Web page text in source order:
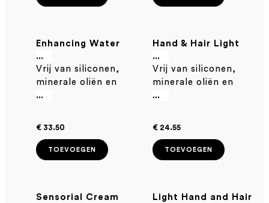
Enhancing Water
100ml
...
Vrij van siliconen,
minerale oliën en
parabenen
...
€ 33.50
TOEVOEGEN
Hand & Hair Light
Cream 75ml
...
Vrij van siliconen,
minerale oliën en
parabenen
...
€ 24.55
TOEVOEGEN
Sensorial Cream
Light Hand and Hair